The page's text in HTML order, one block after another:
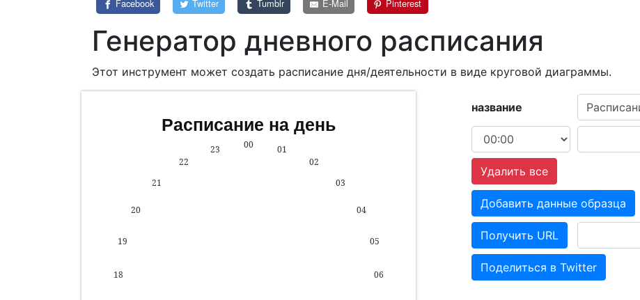
Facebook Twitter Tumblr E-Mail Pinterest
Генератор дневного расписания
Этот инструмент может создать расписание дня/деятельности в виде круговой диаграммы.
название
Удалить все
Добавить данные образца
Получить URL
Поделиться в Twitter